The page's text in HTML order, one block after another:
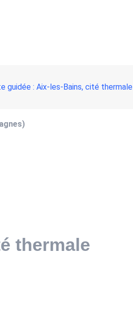
guidée : Aix-les-Bains, cité thermale
thermale